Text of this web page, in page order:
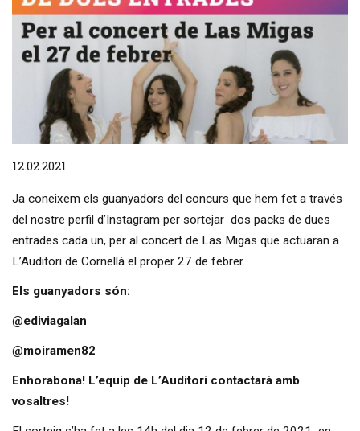
12.02.2021
Ja coneixem els guanyadors del concurs que hem fet a través
del nostre perfil d’Instagram per sortejar dos packs de dues
entrades cada un, per al concert de Las Migas que actuaran a
L’Auditori de Cornellà el proper 27 de febrer.
Els guanyadors són:
@ediviagalan
@moiramen82
Enhorabona! L’equip de L’Auditori contactarà amb
vosaltres!